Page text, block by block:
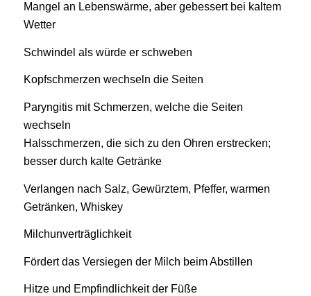
Mangel an Lebenswärme, aber gebessert bei kaltem
Wetter
Schwindel als würde er schweben
Kopfschmerzen wechseln die Seiten
Paryngitis mit Schmerzen, welche die Seiten
wechseln
Halsschmerzen, die sich zu den Ohren erstrecken;
besser durch kalte Getränke
Verlangen nach Salz, Gewürztem, Pfeffer, warmen
Getränken, Whiskey
Milchunverträglichkeit
Fördert das Versiegen der Milch beim Abstillen
Hitze und Empfindlichkeit der Füße